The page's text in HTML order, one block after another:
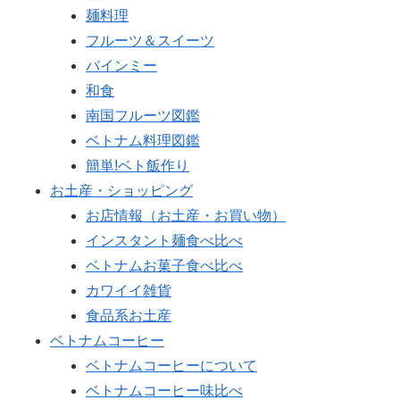
麺料理
フルーツ＆スイーツ
バインミー
和食
南国フルーツ図鑑
ベトナム料理図鑑
簡単!ベト飯作り
お土産・ショッピング
お店情報（お土産・お買い物）
インスタント麺食べ比べ
ベトナムお菓子食べ比べ
カワイイ雑貨
食品系お土産
ベトナムコーヒー
ベトナムコーヒーについて
ベトナムコーヒー味比べ